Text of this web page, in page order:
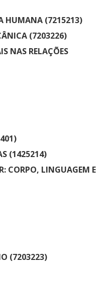
HUMANA (7215213)
(7203226)
NAS RELAÇÕES
(1425214)
CORPO, LINGUAGEM E
(7203223)